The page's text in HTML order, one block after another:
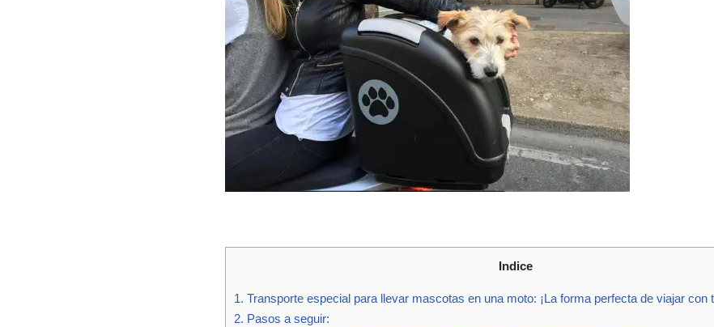
Indice
1. Transporte especial para llevar mascotas en una moto: ¡La forma perfecta de viajar con
2. Pasos a seguir: